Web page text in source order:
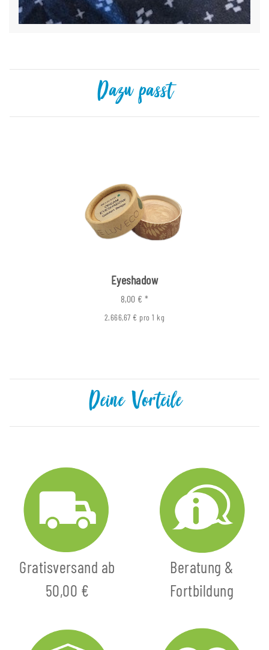
Dazu passt
Eyeshadow
8,00 € *
2.666,67 € pro 1 kg
Deine Vorteile
Gratisversand ab
50,00 €
Beratung &
Fortbildung